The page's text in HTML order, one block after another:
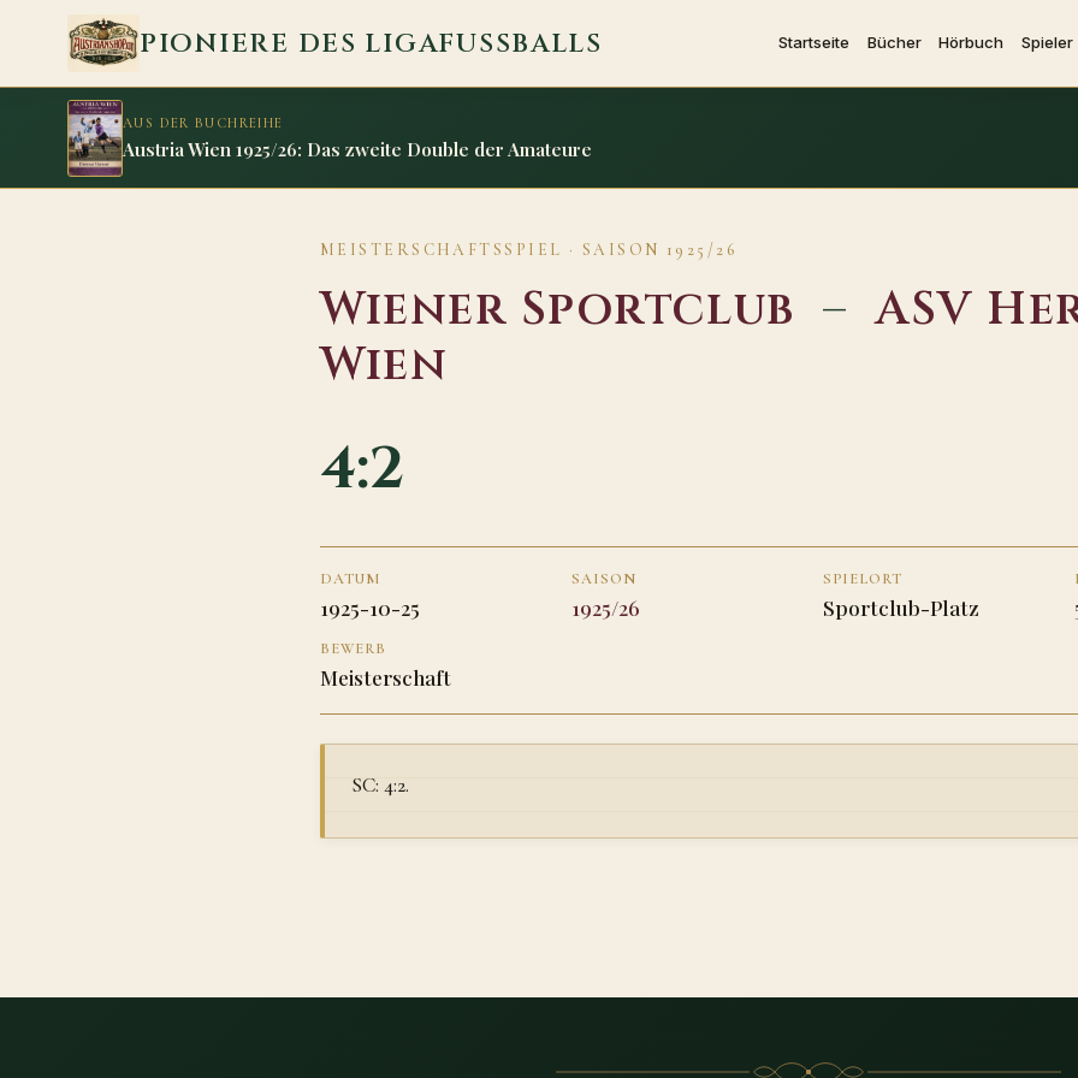
Zum Inhalt springen
PIONIERE DES LIGAFUSSBALLS Startseite Bücher Hörbuch Spieler
AUS DER BUCHREIHE
Austria Wien 1925/26: Das zweite Double der Amateure
MEISTERSCHAFTSSPIEL · SAISON 1925/26
Wiener Sportclub –ASV
Wien
4:2
DATUM
1925-10-25
SAISON
1925/26
SPIELORT
Sportclub-Platz
BEWERB
Meisterschaft
SC: 4:2.